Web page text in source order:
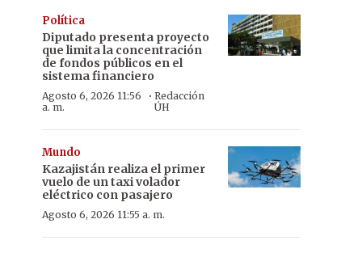
Política
Diputado presenta proyecto
que limita la concentración
de fondos públicos en el
sistema financiero
Agosto 6, 2026 11:56
a. m.
·Redacción
ÚH
Mundo
Kazajistán realiza el primer
vuelo de un taxi volador
eléctrico con pasajero
Agosto 6, 2026 11:55 a. m.